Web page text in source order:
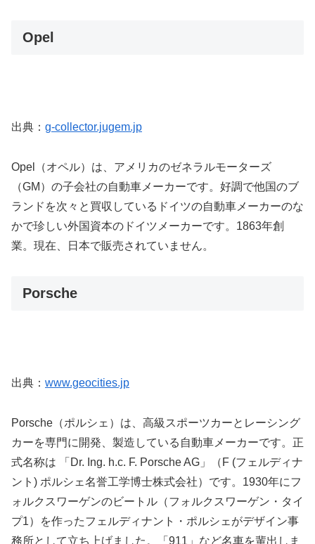
Opel
出典： g-collector.jugem.jp
Opel（オペル）は、アメリカのゼネラルモーターズ
（GM）の子会社の自動車メーカーです。好調で他国のブ
ランドを次々と買収しているドイツの自動車メーカーのな
かで珍しい外国資本のドイツメーカーです。1863年創
業。現在、日本で販売されていません。
Porsche
出典： www.geocities.jp
Porsche（ポルシェ）は、高級スポーツカーとレーシング
カーを専門に開発、製造している自動車メーカーです。正
式名称は 「Dr. Ing. h.c. F. Porsche AG」（F (フェルディナ
ント) ポルシェ名誉工学博士株式会社）です。1930年にフ
ォルクスワーゲンのビートル（フォルクスワーゲン・タイ
プ1）を作ったフェルディナント・ポルシェがデザイン事
務所として立ち上げました。「911」など名車を輩出しま